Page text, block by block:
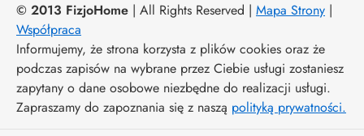
© 2013 FizjoHome | All Rights Reserved | Mapa Strony |
Współpraca
Informujemy, że strona korzysta z plików cookies oraz że
podczas zapisów na wybrane przez Ciebie usługi zostaniesz
zapytany o dane osobowe niezbędne do realizacji usługi.
Zapraszamy do zapoznania się z naszą polityką prywatności.